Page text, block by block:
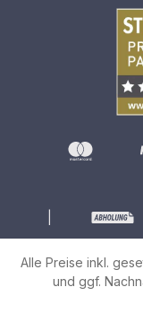
Alle Preise inkl.
und ggf.